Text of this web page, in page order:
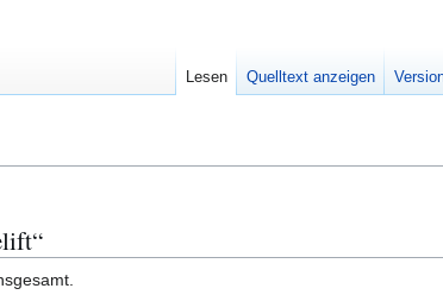
Lesen Quelltext anzeigen